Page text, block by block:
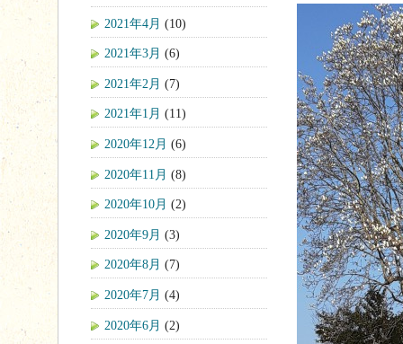
2021年4月 (10)
2021年3月 (6)
2021年2月 (7)
2021年1月 (11)
2020年12月 (6)
2020年11月 (8)
2020年10月 (2)
2020年9月 (3)
2020年8月 (7)
2020年7月 (4)
2020年6月 (2)